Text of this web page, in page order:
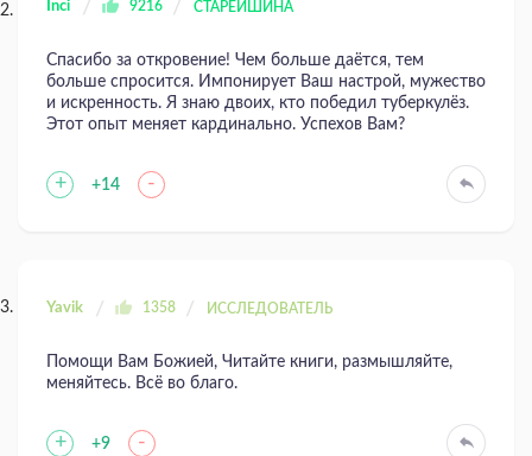
Inci 9216 СТАРЕЙШИНА
Спасибо за откровение! Чем больше даётся, тем
больше спросится. Импонирует Ваш настрой, мужество
и искренность. Я знаю двоих, кто победил туберкулёз.
Этот опыт меняет кардинально. Успехов Вам?
+ +14 -
Yavik 1358 ИССЛЕДОВАТЕЛЬ
Помощи Вам Божией, Читайте книги, размышляйте,
меняйтесь. Всё во благо.
+ +9 -